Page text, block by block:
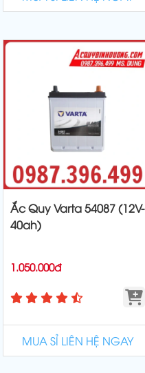
Ắc Quy Varta 54087 (12V-
40ah)
1.050.000đ
MUA SỈ LIÊN HỆ NGAY